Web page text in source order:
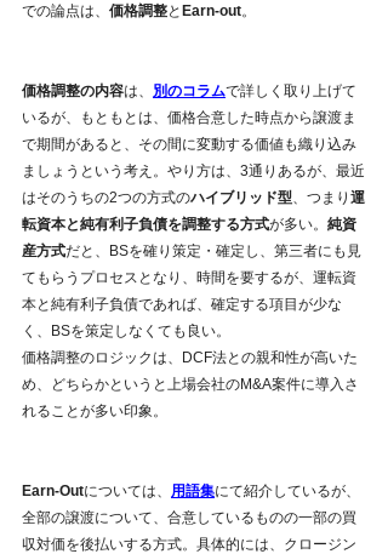
での論点は、 価格調整と Earn-out。
価格調整の内容は、 別のコラムで詳しく取り上げて
いるが、もともとは、価格合意した時点から譲渡ま
で期間があると、その間に変動する価値も織り込み
ましょうという考え。やり方は、3通りあるが、最近
はそのうちの2つの方式のハイブリッド型、つまり 運
転資本と純有利子負債を調整する方式が多い。 純資
産方式だと、BSを確り策定・確定し、第三者にも見
てもらうプロセスとなり、時間を要するが、運転資
本と純有利子負債であれば、確定する項目が少な
く、BSを策定しなくても良い。
価格調整のロジックは、DCF法との親和性が高いた
め、どちらかというと上場会社のM&A案件に導入さ
れることが多い印象。
Earn-Outについては、 用語集にて紹介しているが、
全部の譲渡について、合意しているものの一部の買
収対価を後払いする方式。具体的には、クロージン